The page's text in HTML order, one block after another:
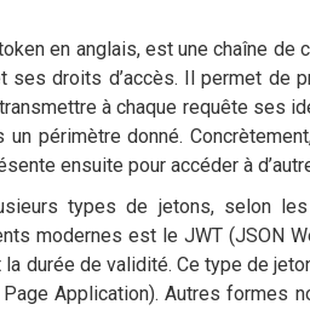
en anglais, est une chaîne
ses droits d’accès. Il permet de
à chaque requête ses
un périmètre donné.
ensuite pour accéder à
types de jetons, selon
modernes est le JWT (JSON
la durée de validité. Ce type de
Application). Autres formes